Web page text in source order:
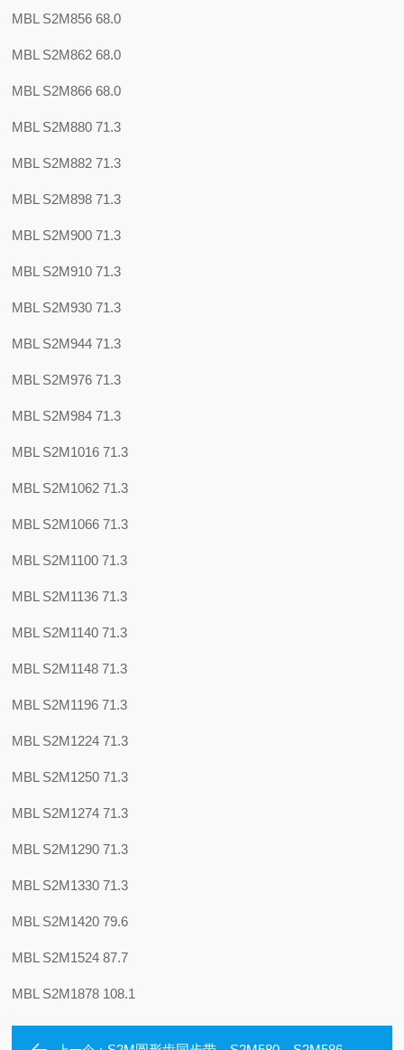
MBL S2M856 68.0
MBL S2M862 68.0
MBL S2M866 68.0
MBL S2M880 71.3
MBL S2M882 71.3
MBL S2M898 71.3
MBL S2M900 71.3
MBL S2M910 71.3
MBL S2M930 71.3
MBL S2M944 71.3
MBL S2M976 71.3
MBL S2M984 71.3
MBL S2M1016 71.3
MBL S2M1062 71.3
MBL S2M1066 71.3
MBL S2M1100 71.3
MBL S2M1136 71.3
MBL S2M1140 71.3
MBL S2M1148 71.3
MBL S2M1196 71.3
MBL S2M1224 71.3
MBL S2M1250 71.3
MBL S2M1274 71.3
MBL S2M1290 71.3
MBL S2M1330 71.3
MBL S2M1420 79.6
MBL S2M1524 87.7
MBL S2M1878 108.1